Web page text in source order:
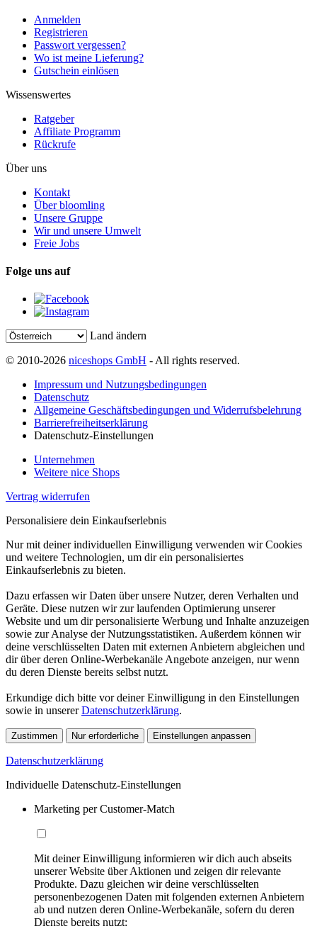
Anmelden
Registrieren
Passwort vergessen?
Wo ist meine Lieferung?
Gutschein einlösen
Wissenswertes
Ratgeber
Affiliate Programm
Rückrufe
Über uns
Kontakt
Über bloomling
Unsere Gruppe
Wir und unsere Umwelt
Freie Jobs
Folge uns auf
Land ändern
© 2010-2026 niceshops GmbH - All rights reserved.
Impressum und Nutzungsbedingungen
Datenschutz
Allgemeine Geschäftsbedingungen und Widerrufsbelehrung
Barrierefreiheitserklärung
Datenschutz-Einstellungen
Unternehmen
Weitere nice Shops
Vertrag widerrufen
Personalisiere dein Einkaufserlebnis
Nur mit deiner individuellen Einwilligung verwenden wir Cookies
und weitere Technologien, um dir ein personalisiertes
Einkaufserlebnis zu bieten.
Dazu erfassen wir Daten über unsere Nutzer, deren Verhalten und
Geräte. Diese nutzen wir zur laufenden Optimierung unserer
Website und um dir personalisierte Werbung und Inhalte anzuzeigen
sowie zur Analyse der Nutzungsstatistiken. Außerdem können wir
deine verschlüsselten Daten mit externen Anbietern abgleichen und
dir über deren Online-Werbekanäle Angebote anzeigen, nur wenn
du deren Dienste bereits selbst nutzt.
Erkundige dich bitte vor deiner Einwilligung in den Einstellungen
sowie in unsererDatenschutzerklärung.
Zustimmen Nur erforderliche Einstellungen anpassen
Datenschutzerklärung
Individuelle Datenschutz-Einstellungen
Marketing per Customer-Match
Mit deiner Einwilligung informieren wir dich auch abseits
unserer Website über Aktionen und zeigen dir relevante
Produkte. Dazu gleichen wir deine verschlüsselten
personenbezogenen Daten mit folgenden externen Anbietern
ab und nutzen deren Online-Werbekanäle, sofern du deren
Dienste bereits nutzt: